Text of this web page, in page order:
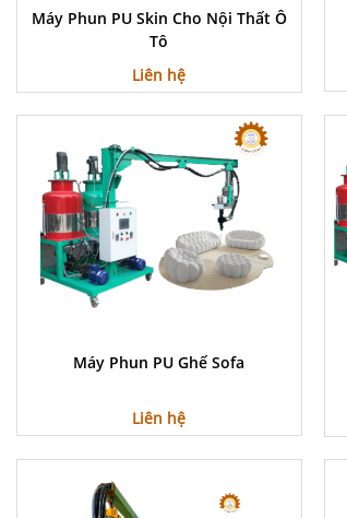
Máy Phun PU Skin Cho Nội Thất Ô
Tô
Liên hệ
Máy Phun PU Ghế Sofa
Liên hệ